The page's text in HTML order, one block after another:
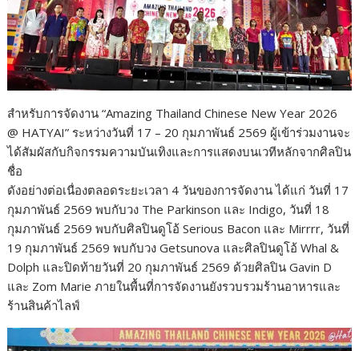
สำหรับการจัดงาน “Amazing Thailand Chinese New Year 2026
@ HATYAI” ระหว่างวันที่ 17 – 20 กุมภาพันธ์ 2569 ผู้เข้าร่วมงานจะ
ได้สัมผัสกับกิจกรรมความบันเทิงและการแสดงบนเวทีหลักจากศิลปิน
ชื่อ
ดังอย่างต่อเนื่องตลอดระยะเวลา 4 วันของการจัดงาน ได้แก่ วันที่ 17
กุมภาพันธ์ 2569 พบกับวง The Parkinson และ Indigo, วันที่ 18
กุมภาพันธ์ 2569 พบกับศิลปินดูโอ้ Serious Bacon และ Mirrrr, วันที่
19 กุมภาพันธ์ 2569 พบกับวง Getsunova และศิลปินดูโอ้ Whal &
Dolph และปิดท้ายวันที่ 20 กุมภาพันธ์ 2569 ด้วยศิลปิน Gavin D
และ Zom Marie ภายในพื้นที่การจัดงานยังรวบรวมร้านอาหารและ
ร้านสินค้าไลฟ์